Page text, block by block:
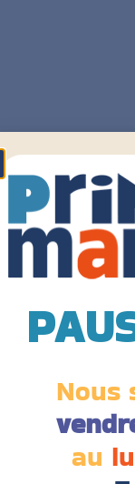
Nous
au